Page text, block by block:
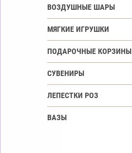
ВОЗДУШНЫЕ ШАРЫ
МЯГКИЕ ИГРУШКИ
ПОДАРОЧНЫЕ КОРЗИНЫ
СУВЕНИРЫ
ЛЕПЕСТКИ РОЗ
ВАЗЫ